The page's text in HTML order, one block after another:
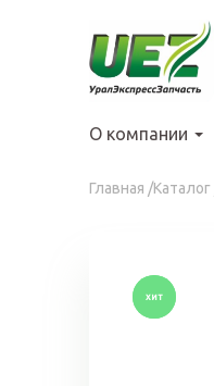
содержанию
О компании
Главная /Каталог